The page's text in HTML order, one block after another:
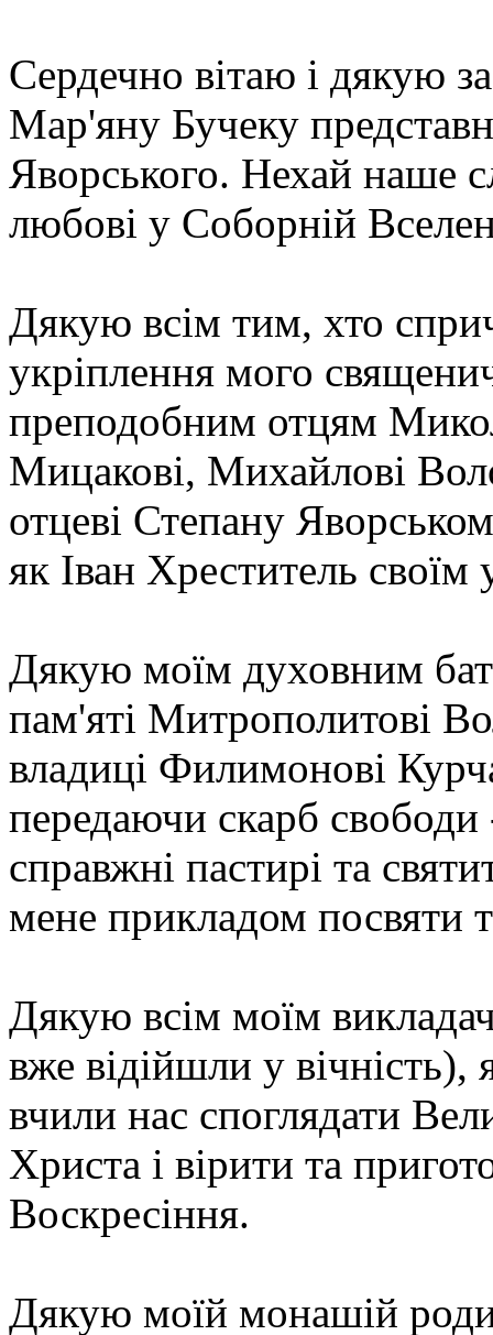
Сердечно вітаю і дякую
Мар'яну Бучеку
Яворського. Нехай наше
любові у Соборній
Дякую всім тим, хто
укріплення мого
преподобним отцям
Мицакові, Михайлові
отцеві Степану
як Іван Хреститель своїм
Дякую моїм духовним
пам'яті Митрополитові
владиці Филимонові
передаючи скарб
справжні пастирі та
мене прикладом посвяти
Дякую всім моїм
вже відійшли у вічність),
вчили нас споглядати
Христа і вірити та
Воскресіння.
Дякую моїй монашій